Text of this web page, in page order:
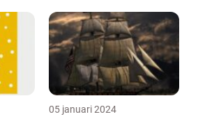
05 januari 2024